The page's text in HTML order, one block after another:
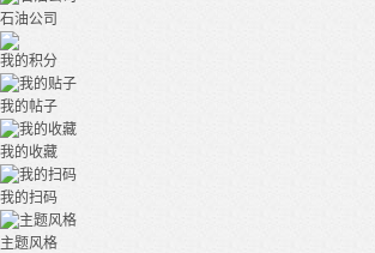
石油公司
我的积分
我的帖子
我的收藏
我的扫码
主题风格